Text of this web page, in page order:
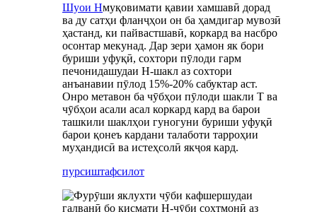
Шуои Hмуқовимати қавии хамшавӣ дорад
ва ду сатҳи фланҷҳои он ба ҳамдигар мувозӣ
ҳастанд, ки пайвастшавӣ, коркард ва насбро
осонтар мекунад. Дар зери ҳамон як бори
буриши уфуқӣ, сохтори пӯлоди гарм
печонидашудаи H-шакл аз сохтори
анъанавии пӯлод 15%-20% сабуктар аст.
Онро метавон ба чӯбҳои пӯлоди шакли Т ва
чӯбҳои асали асал коркард кард ва барои
ташкили шаклҳои гуногуни буриши уфуқӣ
барои қонеъ кардани талаботи тарроҳии
муҳандисӣ ва истеҳсолӣ якҷоя кард.
пурсиштафсилот